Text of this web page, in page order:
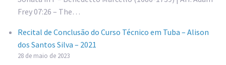
Frey 07:26 – The…
Recital de Conclusão do Curso Técnico em Tuba – Alison
dos Santos Silva – 2021
28 de maio de 2023